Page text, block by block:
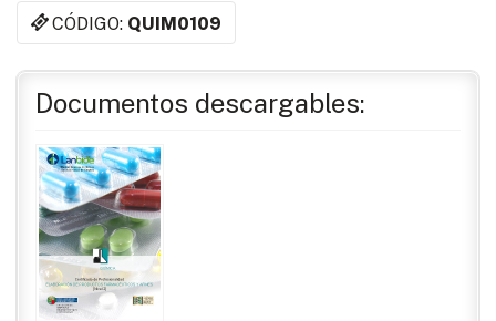
CÓDIGO: QUIM0109
Documentos descargables: